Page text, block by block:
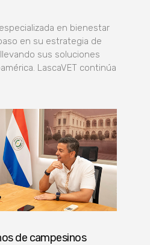
en bienestar
en su estrategia de
sus soluciones
LascaVET continúa
de campesinos